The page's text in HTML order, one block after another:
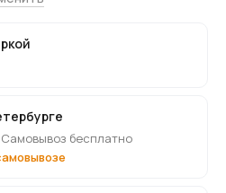
бесплатно